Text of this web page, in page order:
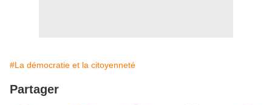
#La démocratie et la citoyenneté
Partager